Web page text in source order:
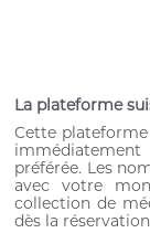
La plateforme
Cette
préférée. Les
avec votre
collection de
dès la